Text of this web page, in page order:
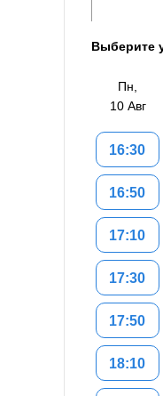
Выберите
Пн,
10 Авг
16:30
16:50
17:10
17:30
17:50
18:10